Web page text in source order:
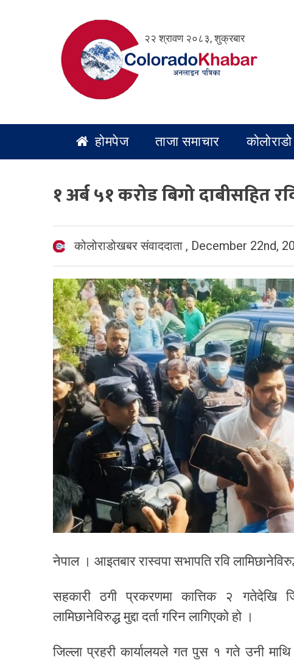
२२ श्रावण २०८३, शुक्रबार
होमपेज ताजा समाचार
१ अर्ब ५१ करोड बिगो दाबीसहित
कोलोराडोखबर संवाददाता , December 22nd,
नेपाल । आइतबार रास्वपा सभापति रवि
सहकारी ठगी प्रकरणमा कात्तिक २ गतेदेखि
लामिछानेविरुद्ध मुद्दा दर्ता गरिन लागिएको हो ।
जिल्ला प्रहरी कार्यालयले गत पुस १ गते उनी